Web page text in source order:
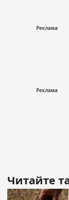
Читайте